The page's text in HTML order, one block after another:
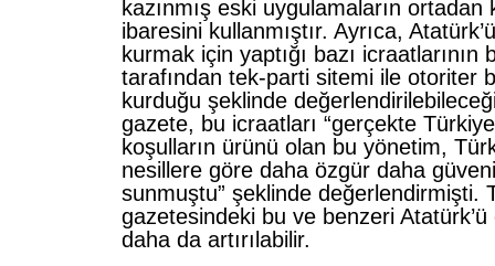
kazınmış eski uygulamaların ortadan
ibaresini kullanmıştır. Ayrıca,
kurmak için yaptığı bazı icraatlarının
tarafından tek-parti sitemi ile otoriter
kurduğu şeklinde
gazete, bu icraatları “gerçekte
koşulların ürünü olan bu yönetim,
nesillere göre daha özgür daha
sunmuştu” şeklinde değerlendirmişti.
gazetesindeki bu ve benzeri
daha da artırılabilir.